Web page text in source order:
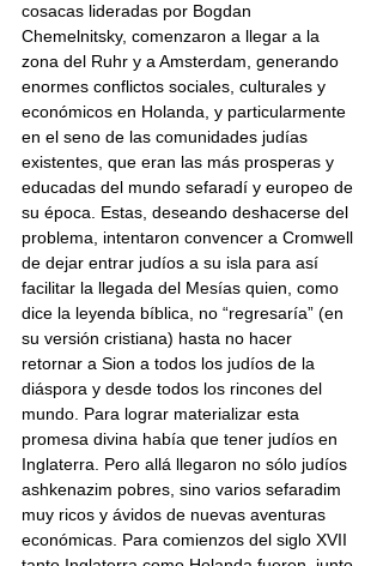
cosacas lideradas por Bogdan
Chemelnitsky, comenzaron a llegar a la
zona del Ruhr y a Amsterdam, generando
enormes conflictos sociales, culturales y
económicos en Holanda, y particularmente
en el seno de las comunidades judías
existentes, que eran las más prosperas y
educadas del mundo sefaradí y europeo de
su época. Estas, deseando deshacerse del
problema, intentaron convencer a Cromwell
de dejar entrar judíos a su isla para así
facilitar la llegada del Mesías quien, como
dice la leyenda bíblica, no “regresaría” (en
su versión cristiana) hasta no hacer
retornar a Sion a todos los judíos de la
diáspora y desde todos los rincones del
mundo. Para lograr materializar esta
promesa divina había que tener judíos en
Inglaterra. Pero allá llegaron no sólo judíos
ashkenazim pobres, sino varios sefaradim
muy ricos y ávidos de nuevas aventuras
económicas. Para comienzos del siglo XVII